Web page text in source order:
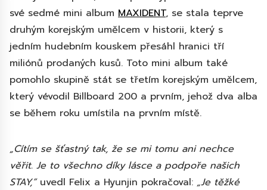
své sedmé mini album MAXIDENT, se stala teprve
druhým korejským umělcem v historii, který s
jedním hudebním kouskem přesáhl hranici tří
miliónů prodaných kusů. Toto mini album také
pomohlo skupině stát se třetím korejským umělcem,
který vévodil Billboard 200 a prvním, jehož dva alba
se během roku umístila na prvním místě.
„Cítím se šťastný tak, že se mi tomu ani nechce
věřit. Je to všechno díky lásce a podpoře našich
STAY,“uvedl Felix a Hyunjin pokračoval: „Je těžké